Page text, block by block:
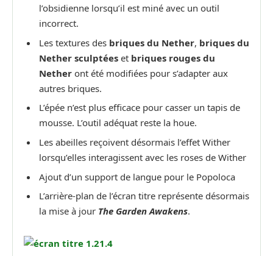
l’obsidienne lorsqu’il est miné avec un outil
incorrect.
Les textures des briques du Nether, briques du
Nether sculptées et briques rouges du
Nether ont été modifiées pour s’adapter aux
autres briques.
L’épée n’est plus efficace pour casser un tapis de
mousse. L’outil adéquat reste la houe.
Les abeilles reçoivent désormais l’effet Wither
lorsqu’elles interagissent avec les roses de Wither
Ajout d’un support de langue pour le Popoloca
L’arrière-plan de l’écran titre représente désormais
la mise à jour The Garden Awakens.